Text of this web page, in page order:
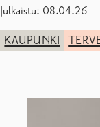
Julkaistu: 08.04.26
KAUPUNKI